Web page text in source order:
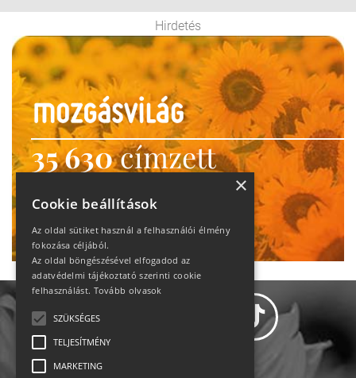
Hirdetés
35 630címzett
heti motiváció
Ne maradj le!
×
Cookie beállítások
Az oldal sütiket használ a felhasználói élmény
fokozása céljából.
Az oldal böngészésével elfogadod az
adatvédelmi tájékoztató szerinti cookie
felhasználást. Tovább olvasok
SZÜKSÉGES
TELJESÍTMÉNY
MARKETING